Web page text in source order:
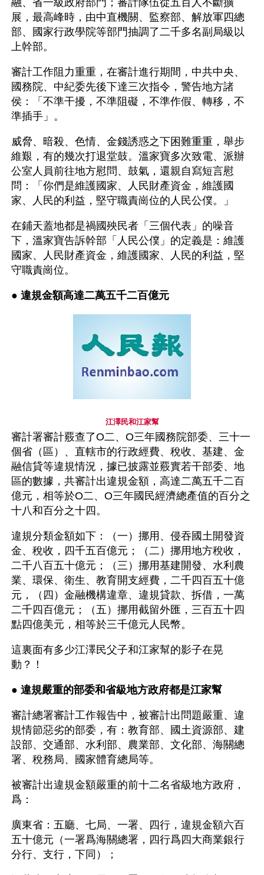
融、省一級政府部門；審計隊伍從五百人不斷擴
展，最高峰時，由中直機關、監察部、解放軍四總
部、國家行政學院等部門抽調了二千多名副局級以
上幹部。
審計工作阻力重重，在審計進行期間，中共中央、
國務院、中紀委先後下達三次指令，警告地方諸
侯：「不準干擾，不準阻礙，不準作假、轉移，不
準插手」。
威脅、暗殺、色情、金錢誘惑之下困難重重，舉步
維艱，有的幾次打退堂鼓。溫家寶多次致電、派辦
公室人員前往地方慰問、鼓氣，還親自寫短言慰
問：「你們是維護國家、人民財產資金，維護國
家、人民的利益，堅守職責崗位的人民公僕。」
在鋪天蓋地都是禍國殃民者「三個代表」的噪音
下，溫家寶告訴幹部「人民公僕」的定義是：維護
國家、人民財產資金，維護國家、人民的利益，堅
守職責崗位。
● 違規金額高達二萬五千二百億元
江澤民和江家幫
審計署審計覈查了O二、O三年國務院部委、三十一
個省（區）、直轄市的行政經費、稅收、基建、金
融信貸等違規情況，據已披露並覈實若干部委、地
區的數據，共審計出違規金額，高達二萬五千二百
億元，相等於O二、O三年國民經濟總產值的百分之
十八和百分之十四。
違規分類金額如下：（一）挪用、侵吞國土開發資
金、稅收，四千五百億元；（二）挪用地方稅收，
二千八百五十億元；（三）挪用基建開發、水利農
業、環保、衛生、教育開支經費，二千四百五十億
元，（四）金融機構違章、違規貸款、拆借，一萬
二千四百億元；（五）挪用截留外匯，三百五十四
點四億美元，相等於三千億元人民幣。
這裏面有多少江澤民父子和江家幫的影子在晃
動？！
● 違規嚴重的部委和省級地方政府都是江家幫
審計總署審計工作報告中，被審計出問題嚴重、違
規情節惡劣的部委，有：教育部、國土資源部、建
設部、交通部、水利部、農業部、文化部、海關總
署、稅務局、國家體育總局等。
被審計出違規金額嚴重的前十二名省級地方政府，
爲：
廣東省：五廳、七局、一署、四行，違規金額六百
五十億元（一署爲海關總署，四行爲四大商業銀行
分行、支行，下同）；